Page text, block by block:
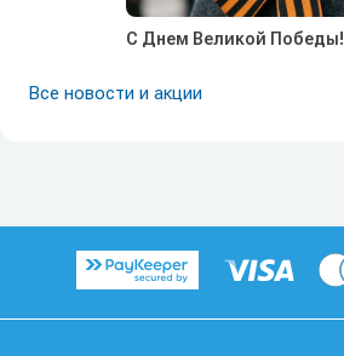
С Днем Великой Победы!
Все новости и акции